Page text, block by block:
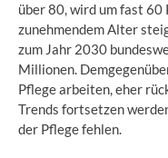
über 80, wird um fast 60
zunehmendem Alter
zum Jahr 2030
Millionen.
Pflege arbeiten, eher
Trends fortsetzen
der Pflege fehlen.